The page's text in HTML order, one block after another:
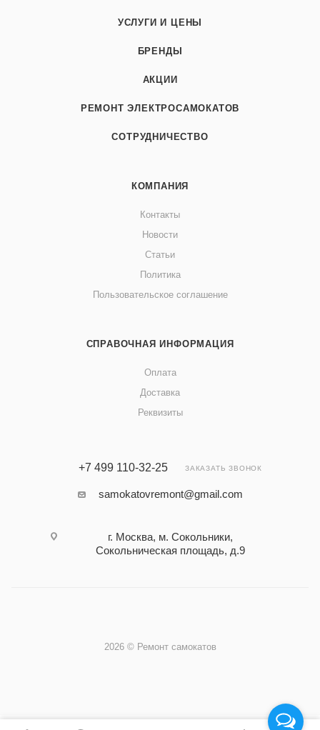
УСЛУГИ И ЦЕНЫ
БРЕНДЫ
АКЦИИ
РЕМОНТ ЭЛЕКТРОСАМОКАТОВ
СОТРУДНИЧЕСТВО
КОМПАНИЯ
Контакты
Новости
Статьи
Политика
Пользовательское соглашение
СПРАВОЧНАЯ ИНФОРМАЦИЯ
Оплата
Доставка
Реквизиты
+7 499 110-32-25 ЗАКАЗАТЬ ЗВОНОК
samokatovremont@gmail.com
г. Москва, м. Сокольники,
Сокольническая площадь, д.9
2026 © Ремонт самокатов